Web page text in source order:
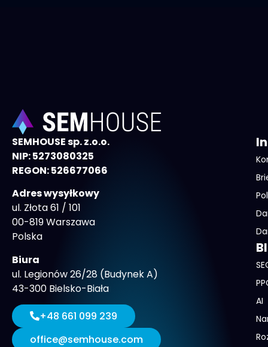
SEMHOUSE sp. z.o.o.
NIP: 5273080325
REGON: 526677066
Adres wysyłkowy
ul. Złota 61 / 101
00-819 Warszawa
Polska
Biura
ul. Legionów 26/28 (Budynek A)
43-300 Bielsko-Biała
+48 661 099 239
office@semhouse.com
AI